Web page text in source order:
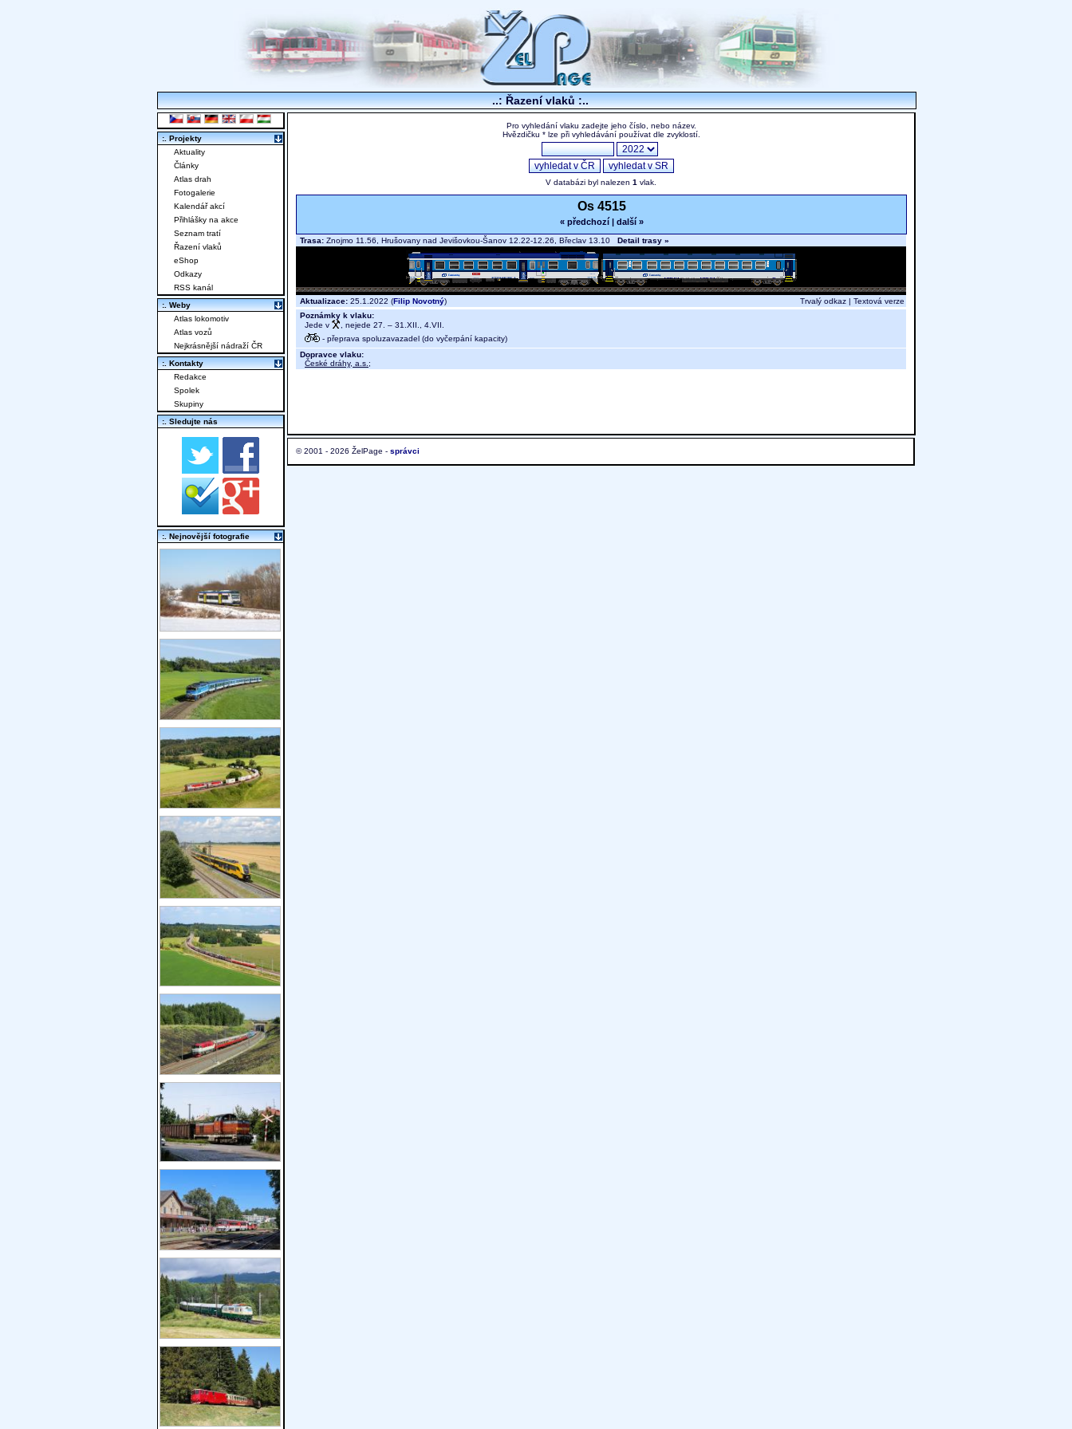
..: Řazení vlaků :..
Pro vyhledání vlaku zadejte jeho číslo, nebo název.
Hvězdičku * lze při vyhledávání používat dle zvyklostí.
V databázi byl nalezen 1 vlak.
Os 4515
« předchozí| další »
Trasa: Znojmo 11.56, Hrušovany nad Jevišovkou-Šanov 12.22-12.26, Břeclav 13.10 Detail trasy »
Aktualizace: 25.1.2022 (Filip Novotný) Trvalý odkaz | Textová verze
Poznámky k vlaku:
Jede v
, nejede 27. – 31.XII., 4.VII.
- přeprava spoluzavazadel (do vyčerpání kapacity)
Dopravce vlaku:
České dráhy, a.s. ;
© 2001 - 2026 ŽelPage - správci
:. Projekty
Aktuality
Články
Atlas drah
Fotogalerie
Kalendář akcí
Přihlášky na akce
Seznam tratí
Řazení vlaků
eShop
Odkazy
RSS kanál
:. Weby
Atlas lokomotiv
Atlas vozů
Nejkrásnější nádraží ČR
:. Kontakty
Redakce
Spolek
Skupiny
:. Sledujte nás
:. Nejnovější fotografie